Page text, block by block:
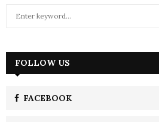
h
FOLLOW US
FACEBOOK